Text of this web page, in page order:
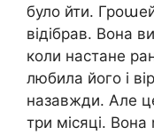
було йти.
відібрав. Вона
коли настане
любила його і
назавжди. Але
три місяці. Вона